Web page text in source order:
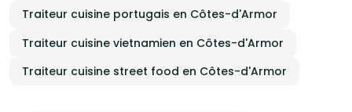
Traiteur cuisine portugais en Côtes-d'Armor
Traiteur cuisine vietnamien en Côtes-d'Armor
Traiteur cuisine street food en Côtes-d'Armor